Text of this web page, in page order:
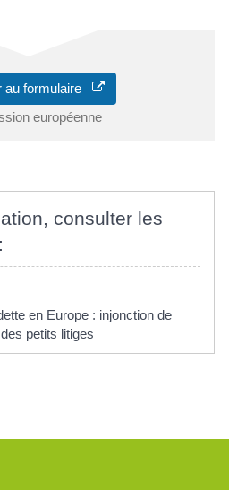
au formulaire
européenne
consulter les
en Europe : injonction de
petits litiges